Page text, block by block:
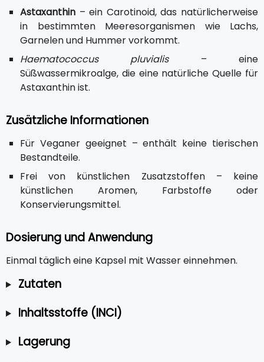
Astaxanthin – ein Carotinoid, das natürlicherweise
in bestimmten Meeresorganismen wie Lachs,
Garnelen und Hummer vorkommt.
Haematococcus pluvialis– eine
Süßwassermikroalge, die eine natürliche Quelle für
Astaxanthin ist.
Zusätzliche Informationen
Für Veganer geeignet – enthält keine tierischen
Bestandteile.
Frei von künstlichen Zusatzstoffen – keine
künstlichen Aromen, Farbstoffe oder
Konservierungsmittel.
Dosierung und Anwendung
Einmal täglich eine Kapsel mit Wasser einnehmen.
Zutaten
Inhaltsstoffe (INCI)
Lagerung